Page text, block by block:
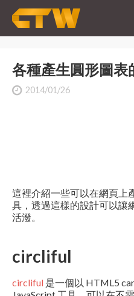
各種產生圓形圖表
2014/01/26
這裡介紹一些可以在網頁上
具，透過這樣的設計可以讓
活潑。
circliful
circliful 是一個以 HTML5